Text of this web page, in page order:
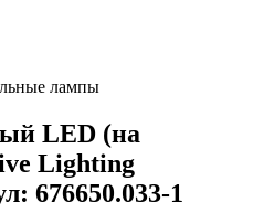
лампы
LED (на
Lighting
676650.033-1